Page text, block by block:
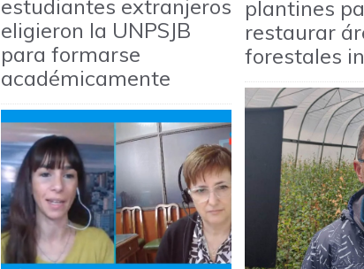
estudiantes extranjeros
eligieron la UNPSJB
para formarse
académicamente
plantines
restaurar
forestales